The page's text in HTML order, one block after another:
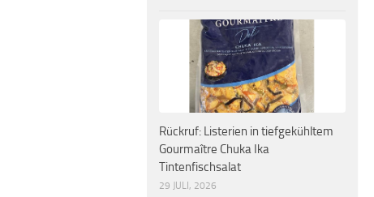
Rückruf: Listerien in tiefgekühltem
Gourmaître Chuka Ika
Tintenfischsalat
29 JULI, 2026